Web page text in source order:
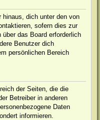
hinaus, dich unter den von
sofern dies zur
das Board erforderlich
Benutzer dich
persönlichen Bereich
der Seiten, die die
Betreiber in anderen
Daten
informieren.